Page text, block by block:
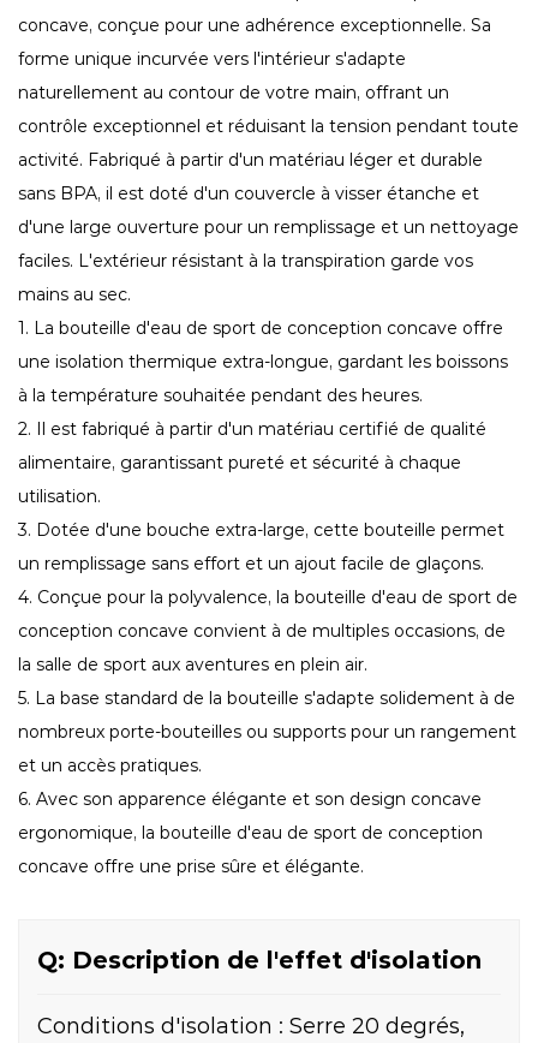
concave, conçue pour une adhérence exceptionnelle. Sa
forme unique incurvée vers l'intérieur s'adapte
naturellement au contour de votre main, offrant un
contrôle exceptionnel et réduisant la tension pendant toute
activité. Fabriqué à partir d'un matériau léger et durable
sans BPA, il est doté d'un couvercle à visser étanche et
d'une large ouverture pour un remplissage et un nettoyage
faciles. L'extérieur résistant à la transpiration garde vos
mains au sec.
1. La bouteille d'eau de sport de conception concave offre
une isolation thermique extra-longue, gardant les boissons
à la température souhaitée pendant des heures.
2. Il est fabriqué à partir d'un matériau certifié de qualité
alimentaire, garantissant pureté et sécurité à chaque
utilisation.
3. Dotée d'une bouche extra-large, cette bouteille permet
un remplissage sans effort et un ajout facile de glaçons.
4. Conçue pour la polyvalence, la bouteille d'eau de sport de
conception concave convient à de multiples occasions, de
la salle de sport aux aventures en plein air.
5. La base standard de la bouteille s'adapte solidement à de
nombreux porte-bouteilles ou supports pour un rangement
et un accès pratiques.
6. Avec son apparence élégante et son design concave
ergonomique, la bouteille d'eau de sport de conception
concave offre une prise sûre et élégante.
Q: Description de l'effet d'isolation
Conditions d'isolation : Serre 20 degrés,